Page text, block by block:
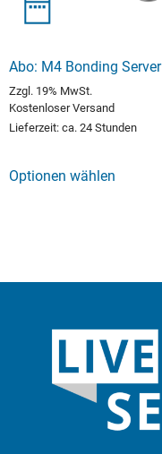
Abo: M4 Bonding Server
Zzgl. 19% MwSt.
Kostenloser Versand
Lieferzeit: ca. 24 Stunden
Optionen wählen